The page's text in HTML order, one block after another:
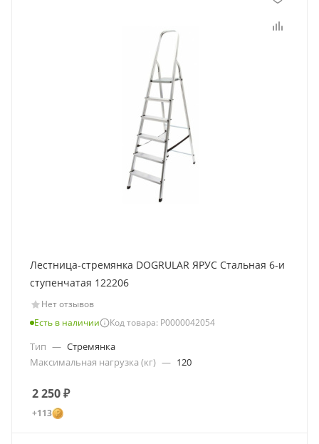
Лестница-стремянка DOGRULAR ЯРУС Стальная 6-и
ступенчатая 122206
Нет отзывов
Есть в наличии
Код товара: Р0000042054
Тип — Стремянка
Максимальная нагрузка (кг) — 120
2 250₽
+113